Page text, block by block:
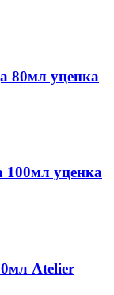
80мл уценка
100мл уценка
Atelier